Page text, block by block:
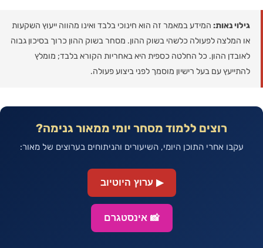
גילוי נאות: המידע במאמר זה הוא חינוכי בלבד ואינו מהווה ייעוץ השקעות
או המלצה לפעולה כלשהי בשוק ההון. מסחר בשוק ההון כרוך בסיכון גבוה
לאובדן ההון. כל החלטה כספית היא באחריות הקורא בלבד; מומלץ
להתייעץ עם בעל רישיון מוסמך לפני ביצוע פעולה.
רוצים ללמוד מסחר יומי ממאור גנימה?
עקבו אחרי התוכן היומי, השיעורים והניתוחים בערוצים של מאור:
▶ ערוץ היוטיוב
📸 אינסטגרם